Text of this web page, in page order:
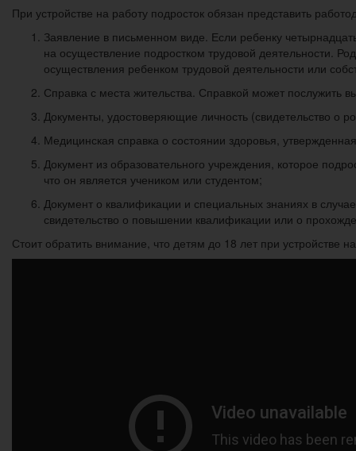
При устройстве на работу подросток обязан представить
Заявление в письменном виде. Если ребенку
на осуществление подростком трудовой деятельности.
осуществления ребенком трудовой деятельности или
Справка с места жительства. Справкой может послужить
Документы, удостоверяющие личность (свидетельство о
Медицинская справка о состоянии здоровья,
Документ из образовательного учреждения, которое
что он является учеником или студентом;
Документ о квалификации и специальных знаниях в
свидетельство о повышении квалификации или о
Стоит обратить внимание, что детям до 18 лет при устройстве